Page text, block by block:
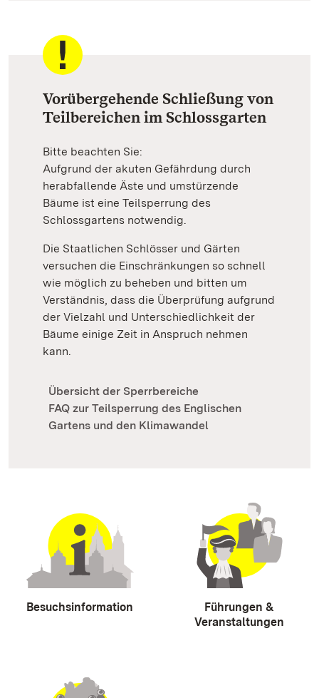
Vorübergehende Schließung von
Teilbereichen im Schlossgarten
Bitte beachten Sie:
Aufgrund der akuten Gefährdung durch
herabfallende Äste und umstürzende
Bäume ist eine Teilsperrung des
Schlossgartens notwendig.
Die Staatlichen Schlösser und Gärten
versuchen die Einschränkungen so schnell
wie möglich zu beheben und bitten um
Verständnis, dass die Überprüfung aufgrund
der Vielzahl und Unterschiedlichkeit der
Bäume einige Zeit in Anspruch nehmen
kann.
Übersicht der Sperrbereiche
FAQ zur Teilsperrung des Englischen
Gartens und den Klimawandel
Besuchsinformation
Führungen &
Veranstaltungen